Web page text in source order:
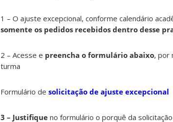
1 – O ajuste excepcional, conforme calendário
somente os pedidos recebidos dentro desse
2 – Acesse e preencha o formulário abaixo, por
turma
Formulário de solicitação de ajuste excepcional
3 – Justifique no formulário o porquê da